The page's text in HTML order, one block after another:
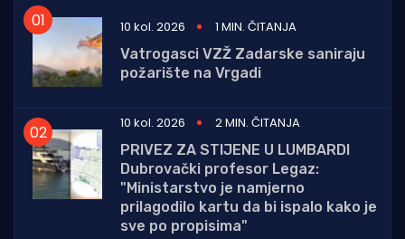
10 kol. 2026
1 MIN. ČITANJA
Vatrogasci VZŽ Zadarske saniraju
požarište na Vrgadi
10 kol. 2026
2 MIN. ČITANJA
PRIVEZ ZA STIJENE U LUMBARDI
Dubrovački profesor Legaz:
"Ministarstvo je namjerno
prilagodilo kartu da bi ispalo kako je
sve po propisima"